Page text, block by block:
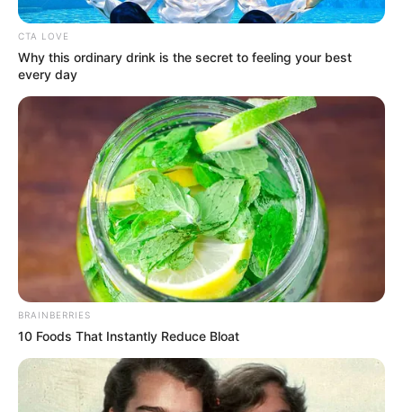
CTA LOVE
Why this ordinary drink is the secret to feeling your best
every day
BRAINBERRIES
10 Foods That Instantly Reduce Bloat